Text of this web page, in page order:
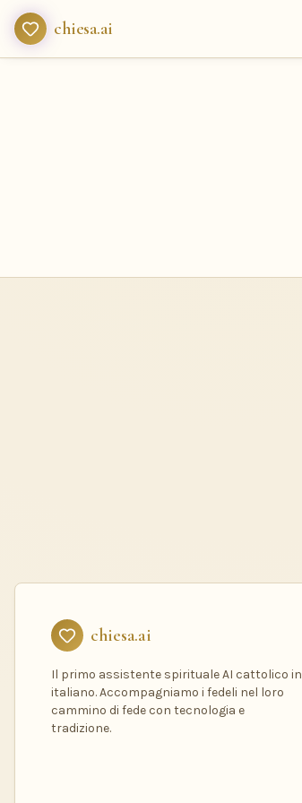
chiesa.ai
chiesa.ai
Il primo assistente spirituale AI cattolico in
italiano. Accompagniamo i fedeli nel loro
cammino di fede con tecnologia e
tradizione.